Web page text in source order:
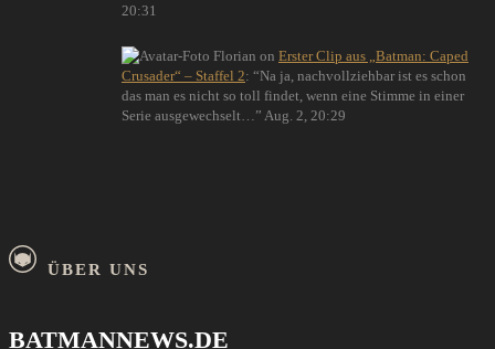
20:31
Florian on Erster Clip aus „Batman: Caped
Crusader“ – Staffel 2: “Na ja, nachvollziehbar ist es schon
das man es nicht so toll findet, wenn eine Stimme in einer
Serie ausgewechselt… ” Aug. 2, 20:29
ÜBER UNS
BATMANNEWS.DE